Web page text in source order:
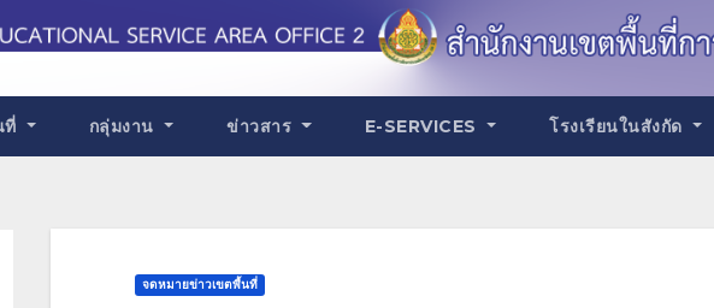
ที่ กลุ่มงาน ข่าวสาร E-SERVICES โรงเรียนในสังกัด
จดหมายข่าวเขตพื้นที่